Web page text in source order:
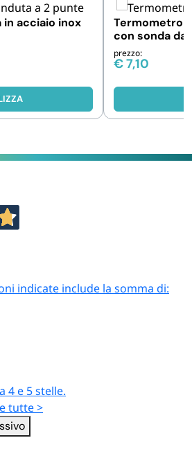
acciaio inox
Termometro
con sonda da
prezzo:
€7,10
indicate include la somma di:
4 e 5 stelle.
tutte >